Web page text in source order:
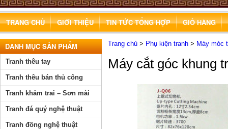
TRANG CHỦ GIỚI THIỆU TIN TỨC TỔNG HỢP GIỎ HÀNG
Trang chủ > Phụ kiện tranh > Máy móc
Máy cắt góc khung
DANH MỤC SẢN PHẨM
Tranh thêu tay
Tranh thêu bán thủ công
Tranh khảm trai – Sơn mài
Tranh đá quý nghệ thuật
Tranh đồng nghệ thuật